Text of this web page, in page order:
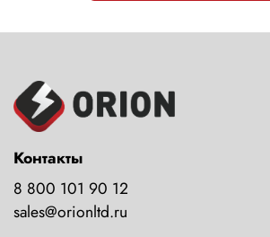
Контакты
8 800 101 90 12
sales@orionltd.ru